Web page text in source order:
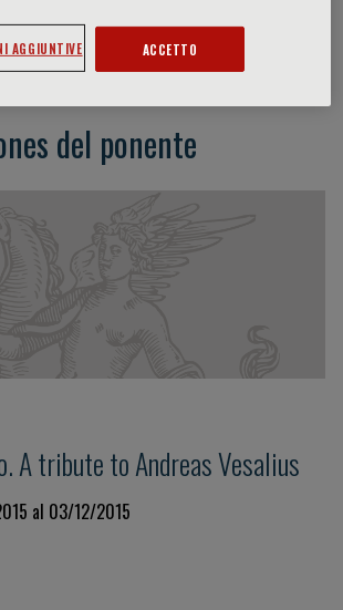
del ponente
A tribute to Andreas Vesalius
al 03/12/2015
AGGIUNTIVE ACCETTO